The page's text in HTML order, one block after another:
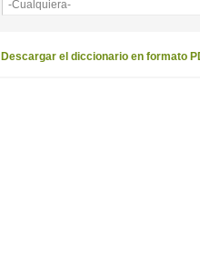
-Cualquiera-
Descargar el diccionario en formato